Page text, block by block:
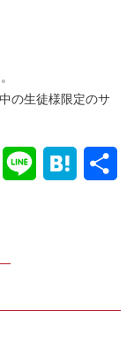
の生徒様限定のサ
Line Hatena